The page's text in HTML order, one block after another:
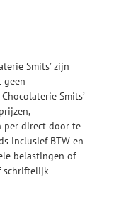
Smits’ zijn
geen
Smits’
per direct door te
inclusief BTW en
belastingen of
schriftelijk